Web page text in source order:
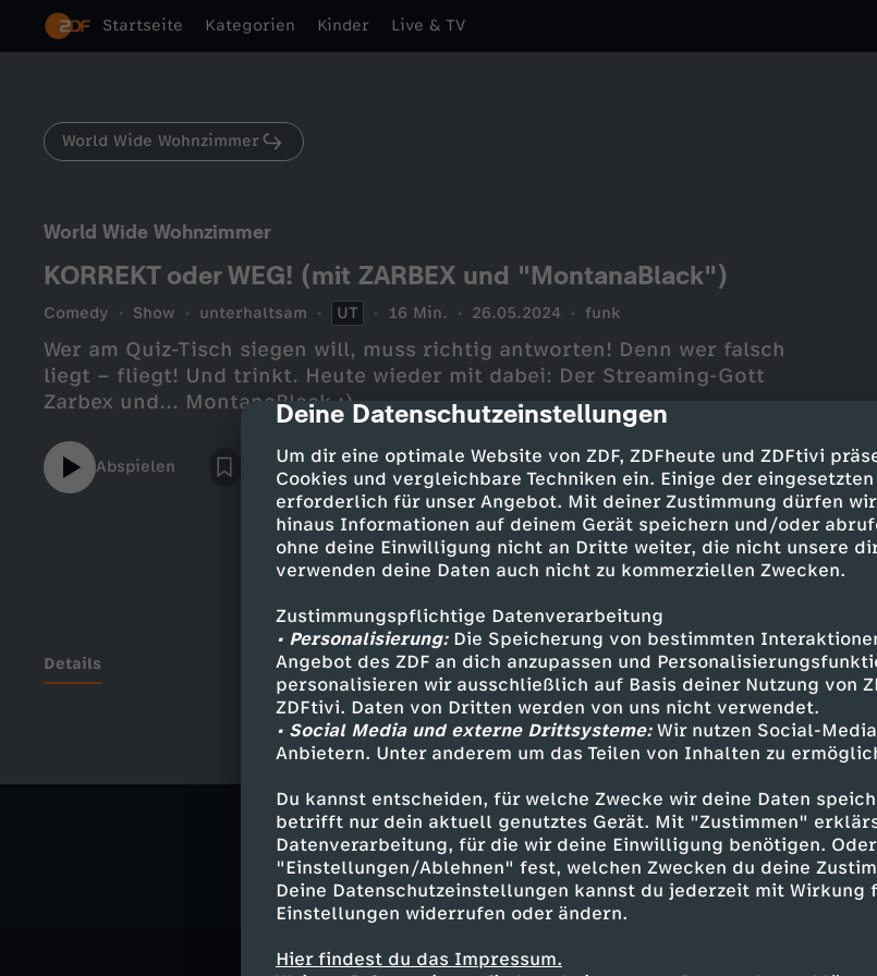
cmp-dialog-description
Deine Datenschutzeinstellungen
Um dir eine optimale Website von ZDF, ZDFheute und ZDFtivi
Cookies und vergleichbare Techniken ein. Einige der
erforderlich für unser Angebot. Mit deiner Zustimmung dürfen
hinaus Informationen auf deinem Gerät speichern und/oder
ohne deine Einwilligung nicht an Dritte weiter, die nicht unsere
verwenden deine Daten auch nicht zu kommerziellen Zwecken.
Zustimmungspflichtige Datenverarbeitung
• Personalisierung:Die Speicherung von bestimmten
Angebot des ZDF an dich anzupassen und
personalisieren wir ausschließlich auf Basis deiner Nutzung von
ZDFtivi. Daten von Dritten werden von uns nicht verwendet.
• Social Media und externe Drittsysteme:Wir nutzen Social-
Anbietern. Unter anderem um das Teilen von Inhalten zu
Du kannst entscheiden, für welche Zwecke wir deine Daten
betrifft nur dein aktuell genutztes Gerät. Mit "Zustimmen"
Datenverarbeitung, für die wir deine Einwilligung benötigen.
"Einstellungen/Ablehnen" fest, welchen Zwecken du deine
Deine Datenschutzeinstellungen kannst du jederzeit mit Wirkung
Einstellungen widerrufen oder ändern.
Hier findest du das Impressum.
Startseite Kategorien Kinder Live & TV
World Wide Wohnzimmer
World Wide Wohnzimmer
KORREKT oder WEG! (mit ZARBEX und "MontanaBlack")
Comedy Show unterhaltsam UT 16 Min. 26.05.2024 funk
Wer am Quiz-Tisch siegen will, muss richtig antworten! Denn wer falsch
liegt – fliegt! Und trinkt. Heute wieder mit dabei: Der Streaming-Gott
Zarbex und... MontanaBlack ;)
Abspielen
Details
Ähnliche Inhalte entdecken
Comedy Show unterhaltsam Untertitel